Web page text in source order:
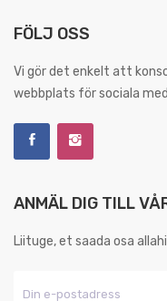
FÖLJ OSS
Vi gör det enkelt att
webbplats för sociala
ANMÄL DIG TILL
Liituge, et saada osa